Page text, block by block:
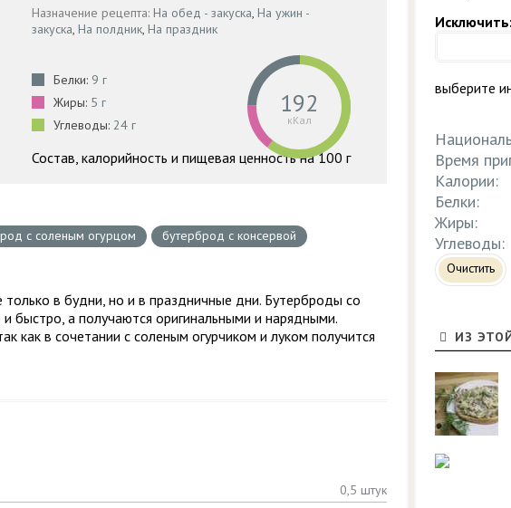
Назначение рецепта: На обед - закуска, На ужин -
закуска, На полдник, На праздник
Белки: 9 г
Жиры: 5 г
Углеводы: 24 г
192
кКал
Состав, калорийность и пищевая ценность на 100 г
с соленым огурцом
бутерброд с консервой
в будни, но и в праздничные дни. Бутерброды со
быстро, а получаются оригинальными и нарядными.
как в сочетании с соленым огурчиком и луком получится
0,5 штук
Исключить:
выберите
Время
Калории:
Белки:
Жиры:
Углеводы:
Очистить
ИЗ